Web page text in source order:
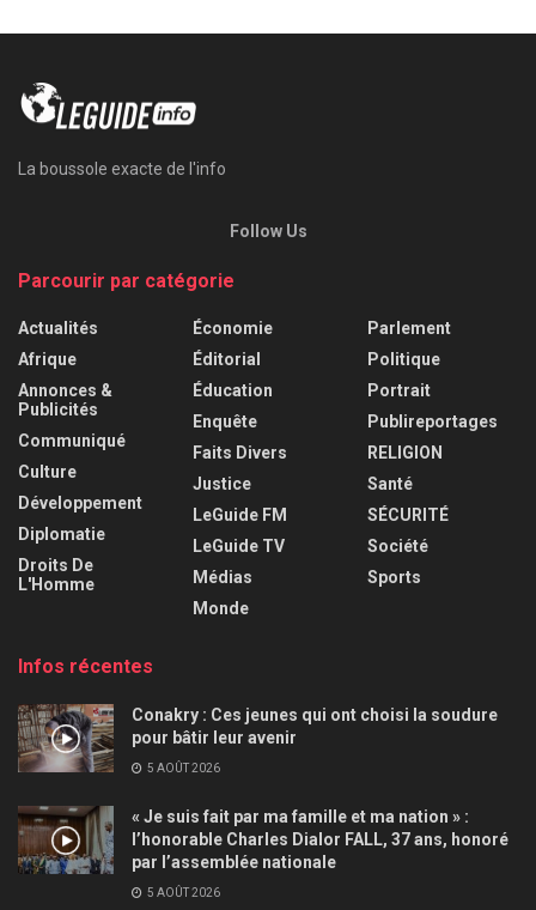
La boussole exacte de l'info
Follow Us
Parcourir par catégorie
Actualités
Afrique
Annonces &
Publicités
Communiqué
Culture
Développement
Diplomatie
Droits De
L'Homme
Économie
Éditorial
Éducation
Enquête
Faits Divers
Justice
LeGuide FM
LeGuide TV
Médias
Monde
Parlement
Politique
Portrait
Publireportages
RELIGION
Santé
SÉCURITÉ
Société
Sports
Infos récentes
Conakry : Ces jeunes qui ont choisi la soudure
pour bâtir leur avenir
5 AOÛT 2026
« Je suis fait par ma famille et ma nation » :
l’honorable Charles Dialor FALL, 37 ans, honoré
par l’assemblée nationale
5 AOÛT 2026